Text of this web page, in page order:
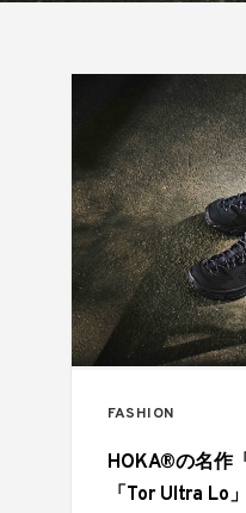
FASHION
HOKA®の名作
「Tor Ultra Lo